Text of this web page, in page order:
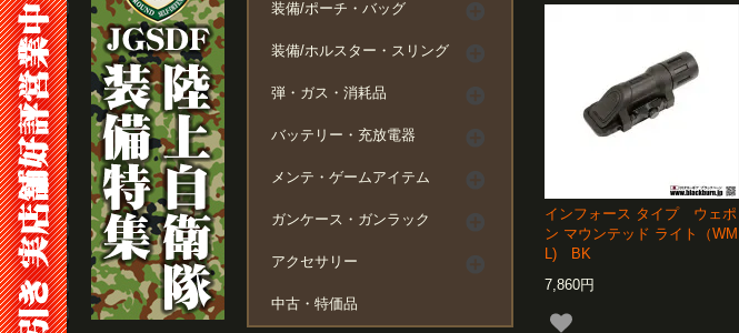
インフォース タイプ ウェポ
ン マウンテッド ライト（WM
L) BK
7,860円
装備/ポーチ・バッグ
装備/ホルスター・スリング
弾・ガス・消耗品
バッテリー・充放電器
メンテ・ゲームアイテム
ガンケース・ガンラック
アクセサリー
中古・特価品